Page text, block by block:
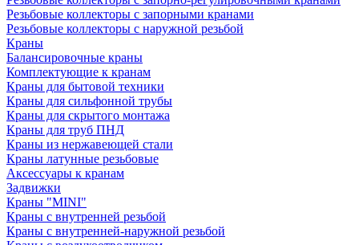
Резьбовые коллекторы с запорными кранами
Резьбовые коллекторы с наружной резьбой
Краны
Балансировочные краны
Комплектующие к кранам
Краны для бытовой техники
Краны для сильфонной трубы
Краны для скрытого монтажа
Краны для труб ПНД
Краны из нержавеющей стали
Краны латунные резьбовые
Аксессуары к кранам
Задвижки
Краны "MINI"
Краны с внутренней резьбой
Краны с внутренней-наружной резьбой